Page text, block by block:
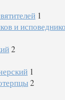
1
и
2
1
2